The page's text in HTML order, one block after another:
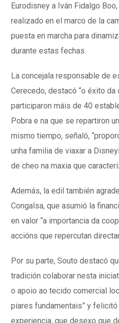
Eurodisney a Iván Fidalgo
realizado en el marco de la
puesta en marcha para
durante estas fechas.
La concejala responsable de
Cerecedo, destacó “o éxito da
participaron máis de 40
Pobra e na que se repartiron
mismo tiempo, señaló,
unha familia de viaxar a
de cheo na maxia que
Además, la edil también
Congalsa, que asumió la
en valor “a importancia da
accións que repercutan
Por su parte, Souto destacó
tradición colaborar nesta
o apoio ao tecido comercial
piares fundamentais” y
experiencia, que desexo que